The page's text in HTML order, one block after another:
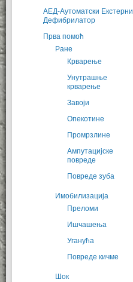
АЕД-Аутоматски Екстерни
Дефибрилатор
Прва помоћ
Ране
Крварење
Унутрашње
крварење
Завоји
Опекотине
Промрзлине
Ампутацијске
повреде
Повреде зуба
Имобилизација
Преломи
Ишчашења
Уганућа
Повреде кичме
Шок